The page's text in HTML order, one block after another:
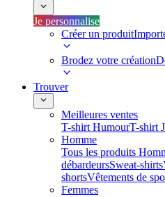
Je personnalise
Créer un produit
Brodez votre création
Trouver
Meilleures ventes
T-shirt HumourT-shirt
Homme
Tous les produits
débardeursSweat-shirts
shortsVêtements de
Femmes